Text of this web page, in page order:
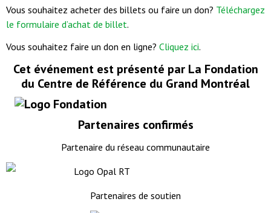
Vous souhaitez acheter des billets ou faire un don? Téléchargez
le formulaire d’achat de billet.
Vous souhaitez faire un don en ligne? Cliquez ici.
Cet événement est présenté par La Fondation
du Centre de Référence du Grand Montréal
Partenaires confirmés
Partenaire du réseau communautaire
Partenaires de soutien